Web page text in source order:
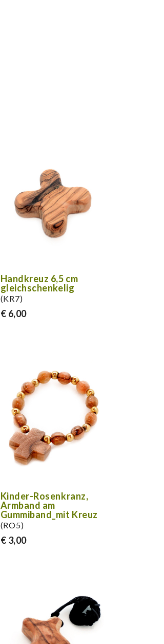
Handkreuz 6,5 cm
gleichschenkelig
(KR7)
€ 6,00
Kinder-Rosenkranz,
Armband am
Gummiband_mit Kreuz
(RO5)
€ 3,00